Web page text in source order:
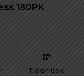
180PK
Transmissie